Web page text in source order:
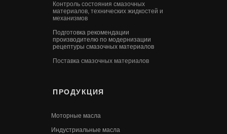
Контроль состояния смазочных
материалов, технических жидкостей и
механизмов
Подготовка рекомендации
производителю по модернизации
рецептуры смазочных материалов
Поставка смазочных материалов
ПРОДУКЦИЯ
Моторные масла
Индустриальные масла